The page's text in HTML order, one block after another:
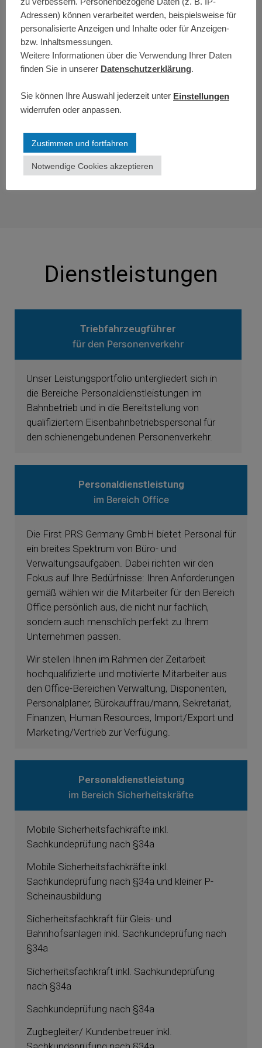
Kooperation mit dem EC Eisenbahn Campus bieten
wir ab sofortSchulungen für das Zusatzmodul für
das European Train Control System (ETCS)an.
UnsereETCS-Schulungen finden in Hamburg statt,
dauern 7 Tage und unterteilen sich in Theorie und
Bahnsimulator durchgeführt, der dafür eigens
aufgerüstet wurde.
Weitere Informationen zum Ablauf und
Umfang der ETCS-Schulung
Dienstleistungen
Triebfahrzeugführer
für den Personenverkehr
Unser Leistungsportfolio untergliedert sich in
die Bereiche Personaldienstleistungen im
Bahnbetrieb und in die Bereitstellung von
qualifiziertem Eisenbahnbetriebspersonal für
den schienengebundenen Personenverkehr.
Personaldienstleistung
im Bereich Office
Die First PRS Germany GmbH bietet Personal für
ein breites Spektrum von Büro- und
Verwaltungsaufgaben. Dabei richten wir den
Fokus auf Ihre Bedürfnisse: Ihren Anforderungen
gemäß wählen wir die Mitarbeiter für den Bereich
Office persönlich aus, die nicht nur fachlich,
sondern auch menschlich perfekt zu Ihrem
Unternehmen passen.
Wir stellen Ihnen im Rahmen der Zeitarbeit
hochqualifizierte und motivierte Mitarbeiter aus
den Office-Bereichen Verwaltung, Disponenten,
Personalplaner, Bürokauffrau/mann, Sekretariat,
Finanzen, Human Resources, Import/Export und
Marketing/Vertrieb zur Verfügung.
Personaldienstleistung
im Bereich Sicherheitskräfte
Mobile Sicherheitsfachkräfte inkl.
Sachkundeprüfung nach §34a
Mobile Sicherheitsfachkräfte inkl.
Sachkundeprüfung nach §34a und kleiner P-
Scheinausbildung
Sicherheitsfachkraft für Gleis- und
Bahnhofsanlagen inkl. Sachkundeprüfung nach
§34a
Sicherheitsfachkraft inkl. Sachkundeprüfung
nach §34a
Sachkundeprüfung nach §34a
Zugbegleiter/ Kundenbetreuer inkl.
Adressen) können verarbeitet werden, beispielsweise für
personalisierte Anzeigen und Inhalte oder für Anzeigen-
bzw. Inhaltsmessungen.
Weitere Informationen über die Verwendung Ihrer Daten
finden Sie in unserer Datenschutzerklärung.
Sie können Ihre Auswahl jederzeit unter Einstellungen
widerrufen oder anpassen.
Zustimmen und fortfahren
Notwendige Cookies akzeptieren